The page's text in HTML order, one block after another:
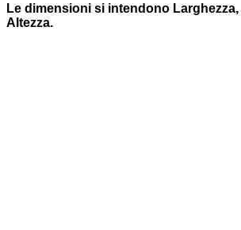
Le dimensioni si intendono
Altezza.